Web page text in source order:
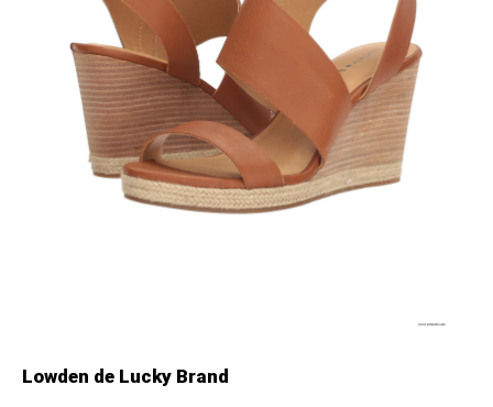
Lowden de Lucky Brand